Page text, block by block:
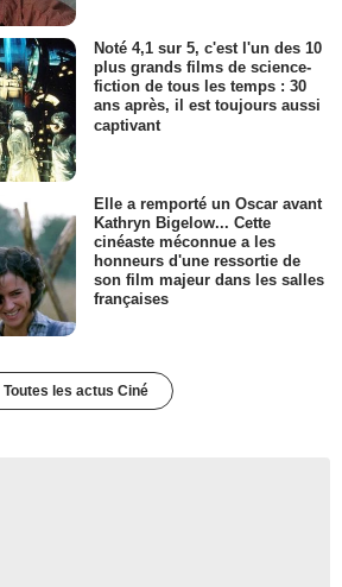
Noté 4,1 sur 5, c'est l'un des 10
plus grands films de science-
fiction de tous les temps : 30
ans après, il est toujours aussi
captivant
Elle a remporté un Oscar avant
Kathryn Bigelow... Cette
cinéaste méconnue a les
honneurs d'une ressortie de
son film majeur dans les salles
françaises
Toutes les actus Ciné